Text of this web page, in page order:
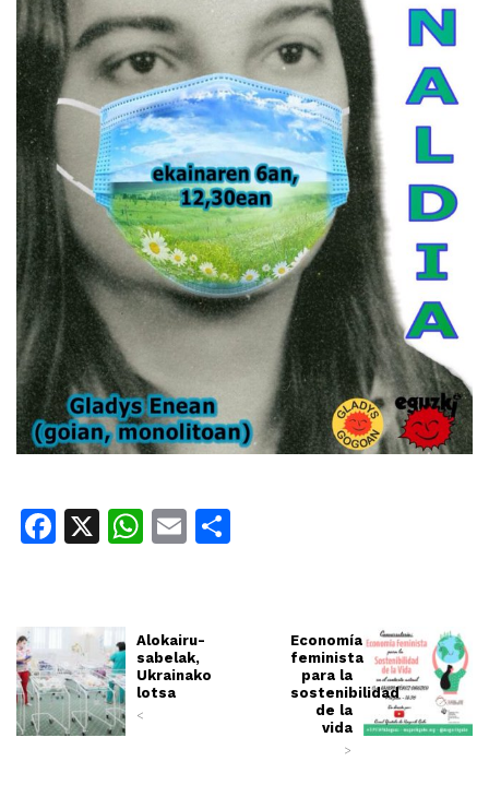
Facebook
X WhatsApp
Email
Alokairu-
sabelak,
Ukrainako
lotsa
<
Economía
feminista
para la
sostenibilidad
de la
vida
>